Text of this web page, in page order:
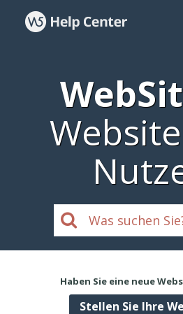
Haben Sie eine neue
Stellen Sie Ihre